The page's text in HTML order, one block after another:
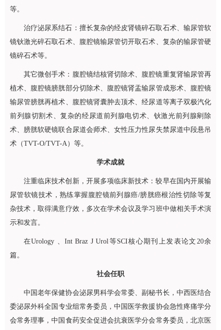
等。
治疗泌尿系结石：擅长复杂的经皮肾镜碎石取石术、输尿管软
镜钬激光碎石取石术、腹腔镜输尿管切开取石术、复杂的输尿管硬
镜碎石术等。
其它微创手术：腹腔镜结核肾切除术、腹腔镜重复肾输尿管再
植术、腹腔镜膀胱部分切除术、腹腔镜肾盂输尿管成形术、腹腔镜
输尿管膀胱再植术、腹腔镜肾囊肿去顶术、经尿道等离子双极汽化
前列腺切割术、复杂的经尿道前列腺电切术、钬激光前列腺剜除
术、膀胱软硬镜联合尿道会师术、女性压力性尿失禁尿道中段悬吊
术（TVT-O/TVT-A）等。
学术成就
注重临床技术创新，开展多项临床新技术：较早在国内开展输
尿管软镜技术，熟练掌握腹腔镜前列腺癌/膀胱癌根治性切除等复
杂技术，取得满意疗效，多次在学术会议及学习班中做相关手术演
示和发言。
在Urology 、Int Braz J Urol等SCI核心期刊上发表论文20余
篇。
社会任职
中国老年保健协会泌尿男科学会常委、副秘书长，中西医结合
委泌尿外科全国专业组常务委员，中国医学救援协会急性疼痛学分
会常务理事，中国食药安全促进会抗衰医学分会常务委员，北京医